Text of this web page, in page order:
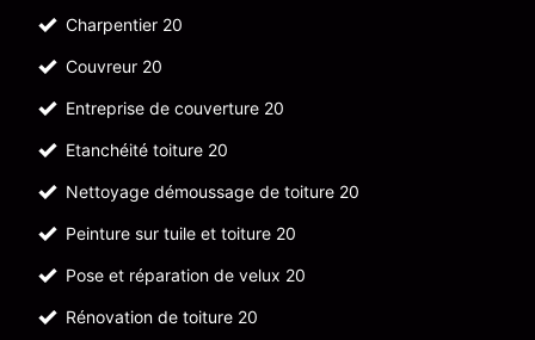
Charpentier 20
Couvreur 20
Entreprise de couverture 20
Etanchéité toiture 20
Nettoyage démoussage de toiture 20
Peinture sur tuile et toiture 20
Pose et réparation de velux 20
Rénovation de toiture 20